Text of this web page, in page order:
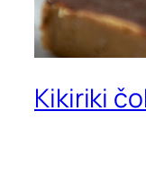
Kikiriki